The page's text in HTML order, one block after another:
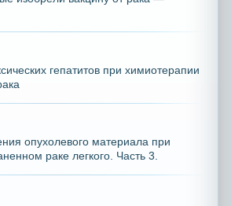
гепатитов при химиотерапии
опухолевого материала при
раке легкого. Часть 3.